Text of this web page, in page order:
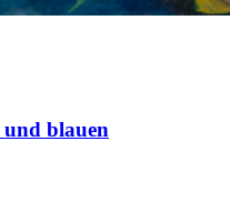
und blauen